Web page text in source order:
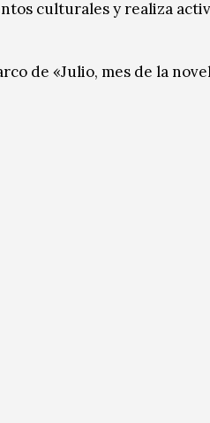
culturales y realiza
de «Julio, mes de la